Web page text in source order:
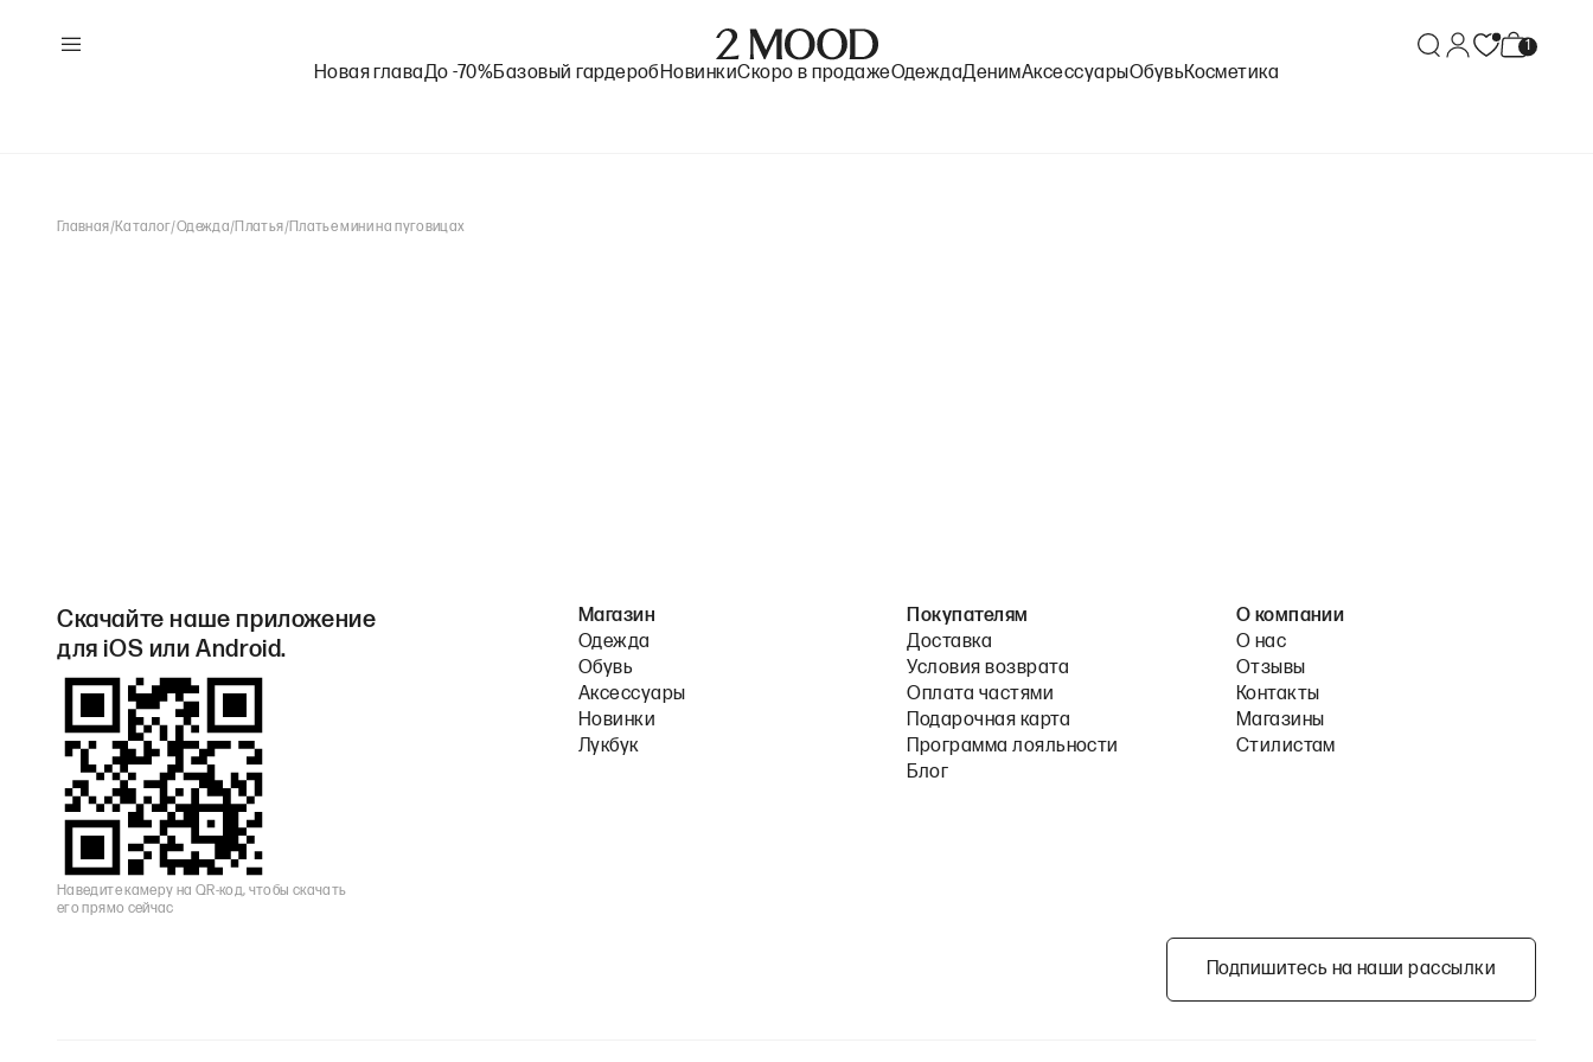
Новая главаДо -70%Базовый гардероб НовинкиСкоро в продажеОдеждаДенимАксессуарыОбувьКосметика
Главная/Каталог/Одежда/ Платья/Платье мини на пуговицах
Скачайте наше приложение
для iOS или Android.
Наведите камеру на QR-код, чтобы скачать
его прямо сейчас
Магазин
Одежда
Обувь
Аксессуары
Новинки
Лукбук
Покупателям
Доставка
Условия возврата
Оплата частями
Подарочная карта
Программа лояльности
Блог
О компании
О нас
Отзывы
Контакты
Магазины
Стилистам
Подпишитесь на наши рассылки